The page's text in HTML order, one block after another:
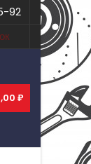
92
₽